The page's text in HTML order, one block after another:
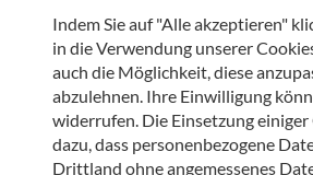
Indem Sie auf "Alle akzeptieren"
in die Verwendung unserer
auch die Möglichkeit, diese
abzulehnen. Ihre Einwilligung
widerrufen. Die Einsetzung
dazu, dass personenbezogene
Drittland ohne angemessenes